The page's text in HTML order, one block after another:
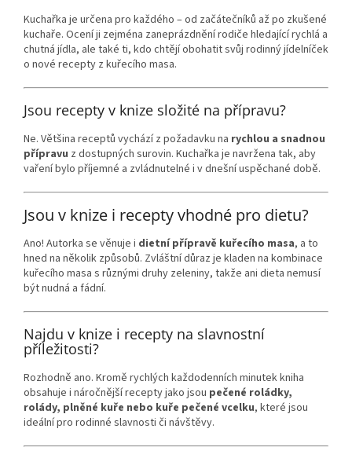
Kuchařka je určena pro každého – od začátečníků až po zkušené
kuchaře. Ocení ji zejména zaneprázdnění rodiče hledající rychlá a
chutná jídla, ale také ti, kdo chtějí obohatit svůj rodinný jídelníček
o nové recepty z kuřecího masa.
Jsou recepty v knize složité na přípravu?
Ne. Většina receptů vychází z požadavku na rychlou a snadnou
přípravu z dostupných surovin. Kuchařka je navržena tak, aby
vaření bylo příjemné a zvládnutelné i v dnešní uspěchané době.
Jsou v knize i recepty vhodné pro dietu?
Ano! Autorka se věnuje i dietní přípravě kuřecího masa, a to
hned na několik způsobů. Zvláštní důraz je kladen na kombinace
kuřecího masa s různými druhy zeleniny, takže ani dieta nemusí
být nudná a fádní.
Najdu v knize i recepty na slavnostní
příležitosti?
Rozhodně ano. Kromě rychlých každodenních minutek kniha
obsahuje i náročnější recepty jako jsou pečené roládky,
rolády, plněné kuře nebo kuře pečené vcelku, které jsou
ideální pro rodinné slavnosti či návštěvy.